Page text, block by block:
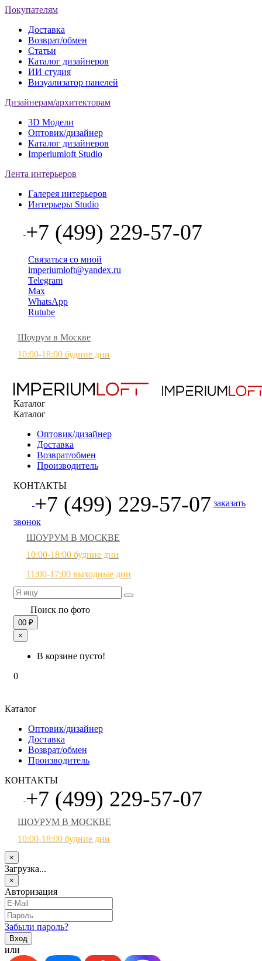
Покупателям
Доставка
Возврат/обмен
Статьи
Каталог дизайнеров
ИИ студия
Визуализатор панелей
Дизайнерам/архитекторам
3D Модели
Оптовик/дизайнер
Каталог дизайнеров
Imperiumloft Studio
Лента интерьеров
Галерея интерьеров
Интерьеры Studio
+7 (499) 229-57-07
Связаться со мной
imperiumloft@yandex.ru
Telegram
Max
WhatsApp
Rutube
Шоурум в Москве
10:00-18:00 будние дни
Каталог
Каталог
Оптовик/дизайнер
Доставка
Возврат/обмен
Производитель
КОНТАКТЫ
+7 (499) 229-57-07 заказать
звонок
ШОУРУМ В МОСКВЕ
10:00-18:00 будние дни
11:00-17:00 выходные дни
Поиск по фото
00 ₽
×
В корзине пусто!
0
Каталог
Оптовик/дизайнер
Доставка
Возврат/обмен
Производитель
КОНТАКТЫ
+7 (499) 229-57-07
ШОУРУМ В МОСКВЕ
10:00-18:00 будние дни
×
Загрузка...
×
Авторизация
Забыли пароль?
или